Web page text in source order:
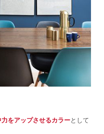
をアップさせるカラーとして